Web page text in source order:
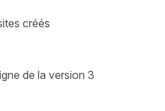
créés
de la version 3